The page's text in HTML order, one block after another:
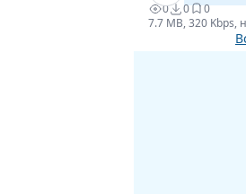
0 0
0
7.7 MB, 320 Kbps,